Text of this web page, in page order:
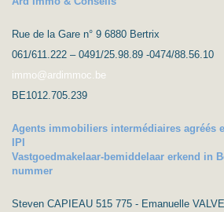
Rue de la Gare n° 9 6880 Bertrix
061/611.222 – 0491/25.98.89 -0474/88.56.10
immo@ardimmoc.be
BE1012.705.239
Agents immobiliers intermédiaires agréés
IPI
Vastgoedmakelaar-bemiddelaar erkend in
nummer
Steven CAPIEAU 515 775 - Emanuelle